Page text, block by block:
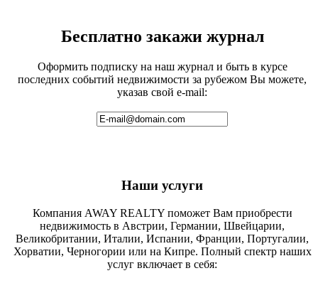
Бесплатно закажи журнал
Оформить подписку на наш журнал и быть в курсе
последних событий недвижимости за рубежом Вы можете,
указав свой e-mail:
Наши услуги
Компания AWAY REALTY поможет Вам приобрести
недвижимость в Австрии, Германии, Швейцарии,
Великобритании, Италии, Испании, Франции, Португалии,
Хорватии, Черногории или на Кипре. Полный спектр наших
услуг включает в себя: